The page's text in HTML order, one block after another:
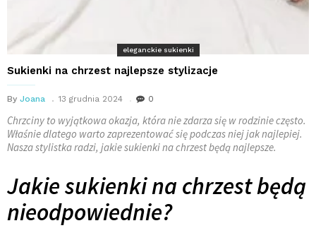
eleganckie sukienki
Sukienki na chrzest najlepsze stylizacje
By Joana 13 grudnia 2024 0
Chrzciny to wyjątkowa okazja, która nie zdarza się w rodzinie często.
Właśnie dlatego warto zaprezentować się podczas niej jak najlepiej.
Nasza stylistka radzi, jakie sukienki na chrzest będą najlepsze.
Jakie sukienki na chrzest będą
nieodpowiednie?